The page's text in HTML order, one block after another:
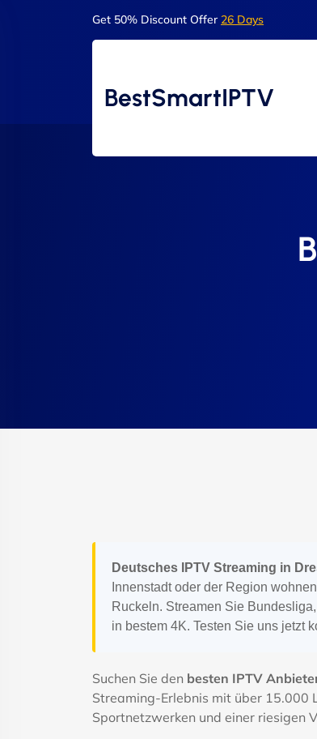
Get 50% Discount Offer 26 Days
BestSmartIPTV
Deutsches IPTV Streaming in
Innenstadt oder der Region
Ruckeln. Streamen Sie
in bestem 4K. Testen Sie uns jetzt
Suchen Sie den besten IPTV
Streaming-Erlebnis mit über 15.000
Sportnetzwerken und einer riesigen